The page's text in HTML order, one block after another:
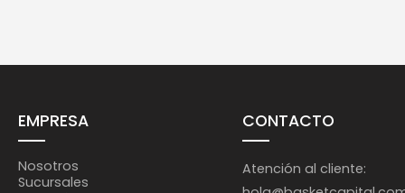
EMPRESA
Nosotros
Sucursales
CONTACTO
Atención al cliente: